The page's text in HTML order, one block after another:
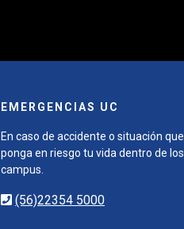
EMERGENCIAS UC
En caso de accidente o situación que
ponga en riesgo tu vida dentro de los
campus.
(56)22354 5000